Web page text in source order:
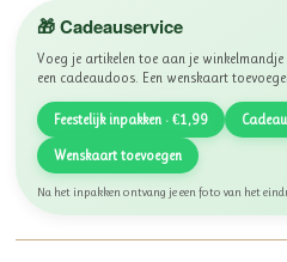
🎁 Cadeauservice
Voeg je artikelen toe aan je winkelmandje
een cadeaudoos. Een wenskaart
Feestelijk inpakken · €1,99
Wenskaart toevoegen
Na het inpakken ontvang je een foto van het